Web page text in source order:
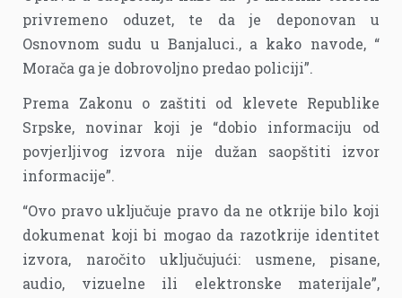
privremeno oduzet, te da je deponovan u
Osnovnom sudu u Banjaluci., a kako navode, “
Morača ga je dobrovoljno predao policiji”.
Prema Zakonu o zaštiti od klevete Republike
Srpske, novinar koji je “dobio informaciju od
povjerljivog izvora nije dužan saopštiti izvor
informacije”.
“Ovo pravo uključuje pravo da ne otkrije bilo koji
dokumenat koji bi mogao da razotkrije identitet
izvora, naročito uključujući: usmene, pisane,
audio, vizuelne ili elektronske materijale”,